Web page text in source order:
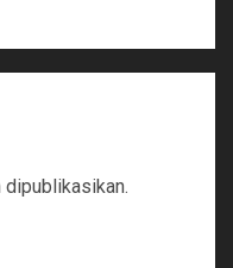
dipublikasikan.